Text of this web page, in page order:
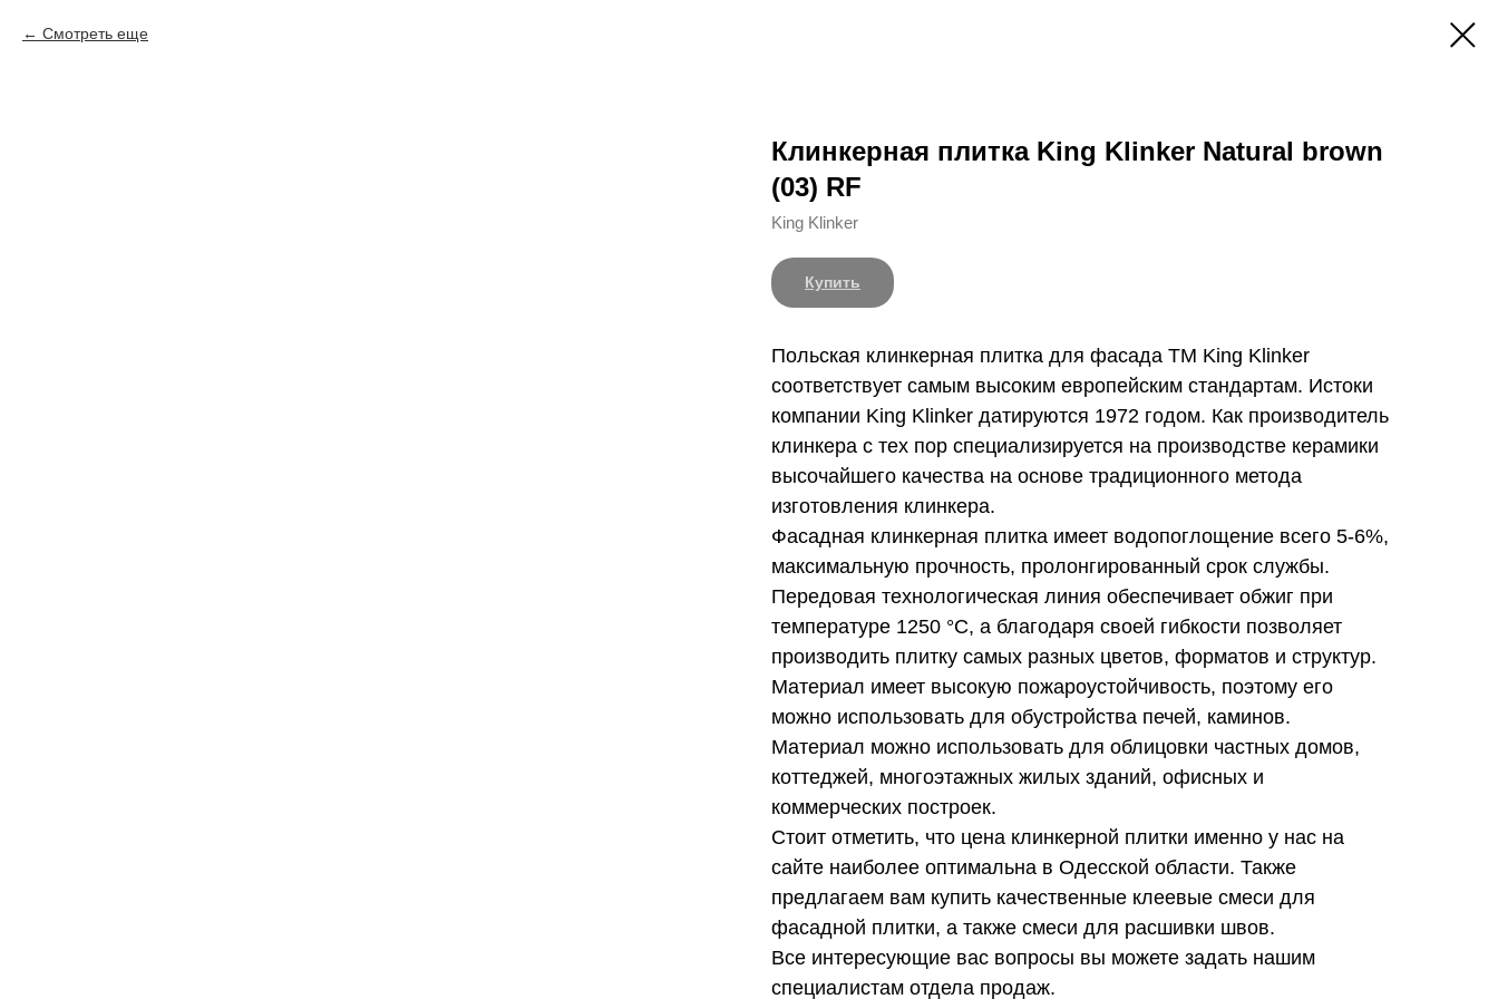
Смотреть еще
Клинкерная плитка King Klinker Natural brown
(03) RF
King Klinker
Купить
Польская клинкерная плитка для фасада ТМ King Klinker
соответствует самым высоким европейским стандартам. Истоки
компании King Klinker датируются 1972 годом. Как производитель
клинкера с тех пор специализируется на производстве керамики
высочайшего качества на основе традиционного метода
изготовления клинкера.
Фасадная клинкерная плитка имеет водопоглощение всего 5-6%,
максимальную прочность, пролонгированный срок службы.
Передовая технологическая линия обеспечивает обжиг при
температуре 1250 °C, а благодаря своей гибкости позволяет
производить плитку самых разных цветов, форматов и структур.
Материал имеет высокую пожароустойчивость, поэтому его
можно использовать для обустройства печей, каминов.
Материал можно использовать для облицовки частных домов,
коттеджей, многоэтажных жилых зданий, офисных и
коммерческих построек.
Стоит отметить, что цена клинкерной плитки именно у нас на
сайте наиболее оптимальна в Одесской области. Также
предлагаем вам купить качественные клеевые смеси для
фасадной плитки, а также смеси для расшивки швов.
Все интересующие вас вопросы вы можете задать нашим
специалистам отдела продаж.